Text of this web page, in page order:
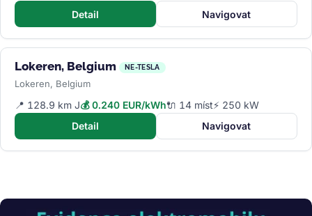
Detail
Navigovat
Lokeren, Belgium NE-TESLA
Lokeren, Belgium
📍 128.9 km J💰 0.240 EUR/kWh🔌 14 míst⚡ 250 kW
Detail
Navigovat
Obrázek